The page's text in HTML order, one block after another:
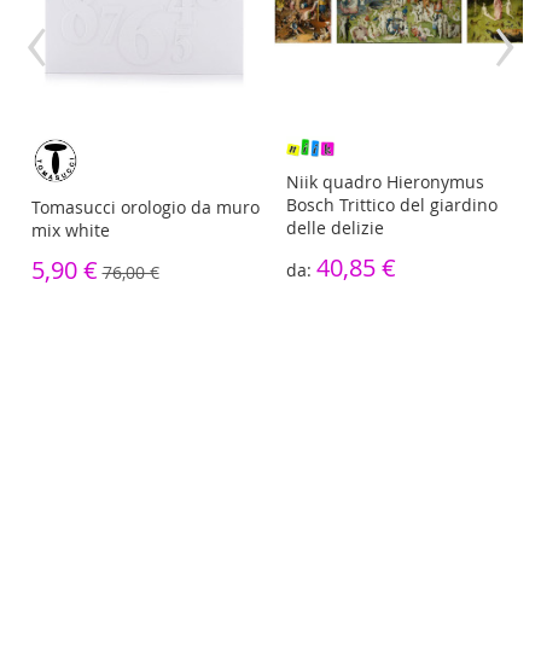
Tomasucci orologio da muro
mix white
5,90 € 76,00 €
Niik quadro Hieronymus
Bosch Trittico del giardino
delle delizie
40,85 €
‹ ›